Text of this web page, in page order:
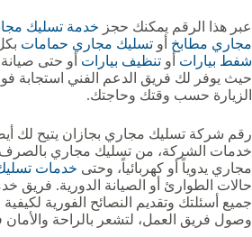
عبر هذا الرقم يمكنك حجز خدمة تسليك
مجاري مطابخ أو تسليك مجاري حمامات
شفط بيارات أو تنظيف بيارات أو حتى
حيث يوفر لك فريق الدعم الفني استجابة
الزيارة حسب وقتك وحاجتك.
رقم شركة تسليك مجاري بجازان يتيح لك
خدمات الشركة، من تسليك مجاري
مجاري يدوياً أو كهربائياً، وحتى خدمات
حالات الطوارئ أو الصيانة الدورية. فريق
جميع أسئلتك وتقديم النصائح الفورية
وصول فريق العمل، لتشعر بالراحة